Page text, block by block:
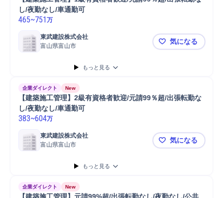
し/夜勤なし/車通勤可
465~751 万
東武建設株式会社
富山県富山市
【建築施工
気になる
もっと見る
企業ダイレクト New
【建築施工管理】2級有資格者歓迎/元請99％超/出張転勤な
し/夜勤なし/車通勤可
383~604万
東武建設株式会社
富山県富山市
【建築施工
気になる
もっと見る
企業ダイレクト New